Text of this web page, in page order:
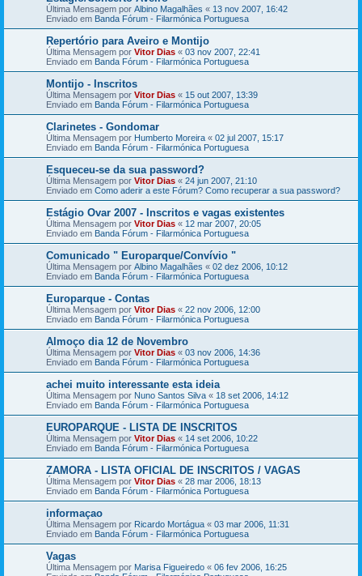
Última Mensagem por Albino Magalhães « 13 nov 2007, 16:42
Enviado em Banda Fórum - Filarmónica Portuguesa
Repertório para Aveiro e Montijo
Última Mensagem por Vitor Dias « 03 nov 2007, 22:41
Enviado em Banda Fórum - Filarmónica Portuguesa
Montijo - Inscritos
Última Mensagem por Vitor Dias « 15 out 2007, 13:39
Enviado em Banda Fórum - Filarmónica Portuguesa
Clarinetes - Gondomar
Última Mensagem por Humberto Moreira « 02 jul 2007, 15:17
Enviado em Banda Fórum - Filarmónica Portuguesa
Esqueceu-se da sua password?
Última Mensagem por Vitor Dias « 24 jun 2007, 21:10
Enviado em Como aderir a este Fórum? Como recuperar a sua password?
Estágio Ovar 2007 - Inscritos e vagas existentes
Última Mensagem por Vitor Dias « 12 mar 2007, 20:05
Enviado em Banda Fórum - Filarmónica Portuguesa
Comunicado " Europarque/Convívio "
Última Mensagem por Albino Magalhães « 02 dez 2006, 10:12
Enviado em Banda Fórum - Filarmónica Portuguesa
Europarque - Contas
Última Mensagem por Vitor Dias « 22 nov 2006, 12:00
Enviado em Banda Fórum - Filarmónica Portuguesa
Almoço dia 12 de Novembro
Última Mensagem por Vitor Dias « 03 nov 2006, 14:36
Enviado em Banda Fórum - Filarmónica Portuguesa
achei muito interessante esta ideia
Última Mensagem por Nuno Santos Silva « 18 set 2006, 14:12
Enviado em Banda Fórum - Filarmónica Portuguesa
EUROPARQUE - LISTA DE INSCRITOS
Última Mensagem por Vitor Dias « 14 set 2006, 10:22
Enviado em Banda Fórum - Filarmónica Portuguesa
ZAMORA - LISTA OFICIAL DE INSCRITOS / VAGAS
Última Mensagem por Vitor Dias « 28 mar 2006, 18:13
Enviado em Banda Fórum - Filarmónica Portuguesa
informaçao
Última Mensagem por Ricardo Mortágua « 03 mar 2006, 11:31
Enviado em Banda Fórum - Filarmónica Portuguesa
Vagas
Última Mensagem por Marisa Figueiredo « 06 fev 2006, 16:25